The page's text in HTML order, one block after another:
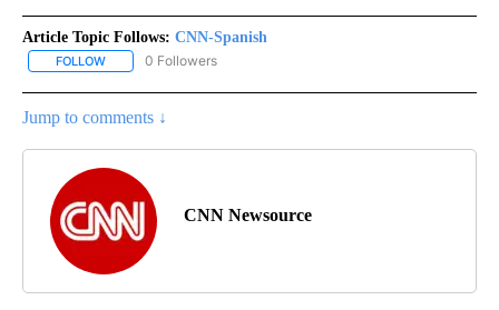
Article Topic Follows: CNN-Spanish
FOLLOW FOLLOW "CNN-SPANISH" TO RECEIVE NOTIFICATIONS ABOUT
0 Followers
Jump to comments ↓
CNN Newsource